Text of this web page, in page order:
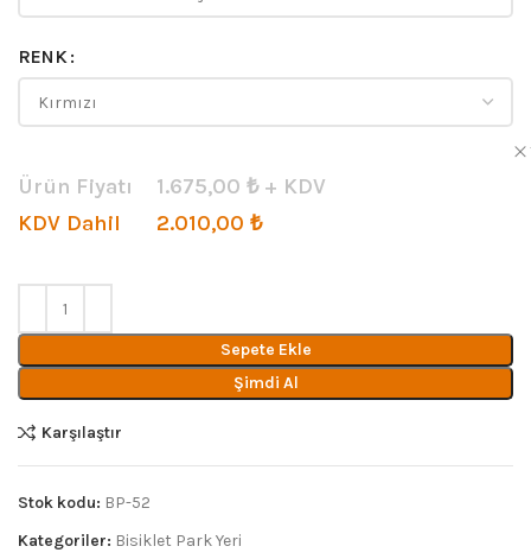
RENK
Ürün Fiyatı 1.675,00 ₺ + KDV
KDV Dahil
2.010,00 ₺
Sepete Ekle
Şimdi Al
Karşılaştır
Stok kodu: BP-52
Kategoriler: Bisiklet Park Yeri